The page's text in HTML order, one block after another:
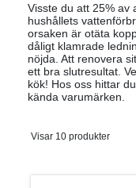
Visste du att 25% av
hushållets
orsaken är otäta
dåligt klamrade
nöjda. Att renovera
ett bra slutresultat.
kök! Hos oss hittar
kända varumärken.
Visar 10 produkter